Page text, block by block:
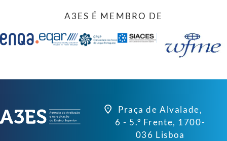
A3ES É MEMBRO DE
Praça de Alvalade,
6 - 5.º Frente, 1700-
036 Lisboa